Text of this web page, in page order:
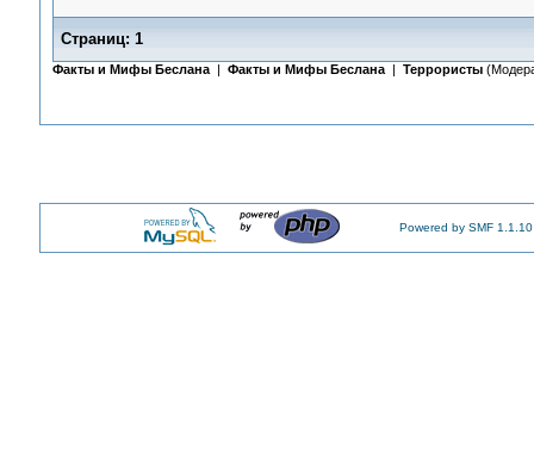
Страниц: 1
Факты и Мифы Беслана| Факты и Мифы Беслана| Террористы
Powered by SMF 1.1.10